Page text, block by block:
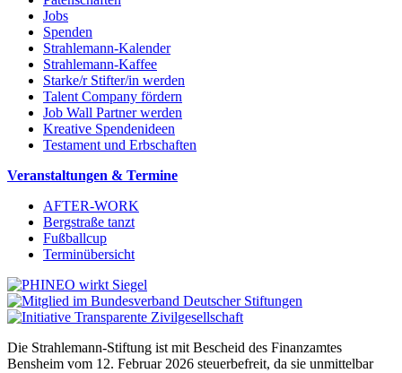
Jobs
Spenden
Strahlemann-Kalender
Strahlemann-Kaffee
Starke/r Stifter/in werden
Talent Company fördern
Job Wall Partner werden
Kreative Spendenideen
Testament und Erbschaften
Veranstaltungen & Termine
AFTER-WORK
Bergstraße tanzt
Fußballcup
Terminübersicht
Die Strahlemann-Stiftung ist mit Bescheid des Finanzamtes
Bensheim vom 12. Februar 2026 steuerbefreit, da sie unmittelbar